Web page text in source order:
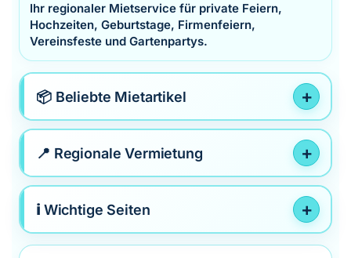
Ihr regionaler Mietservice für private Feiern,
Hochzeiten, Geburtstage, Firmenfeiern,
Vereinsfeste und Gartenpartys.
📦 Beliebte Mietartikel
📍 Regionale Vermietung
ℹ️ Wichtige Seiten